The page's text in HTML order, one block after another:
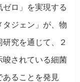
ロ」を実現する
タジェン」が、物
究を通じて、２
唆されている細菌
あることを発見